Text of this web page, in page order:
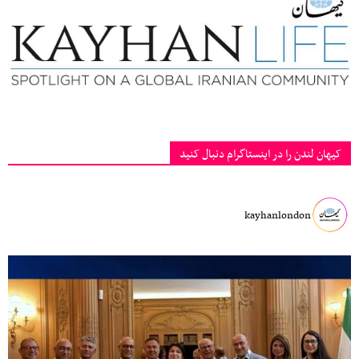
کیهان لندن را در اینستاگرام دنبال کنید
kayhanlondon